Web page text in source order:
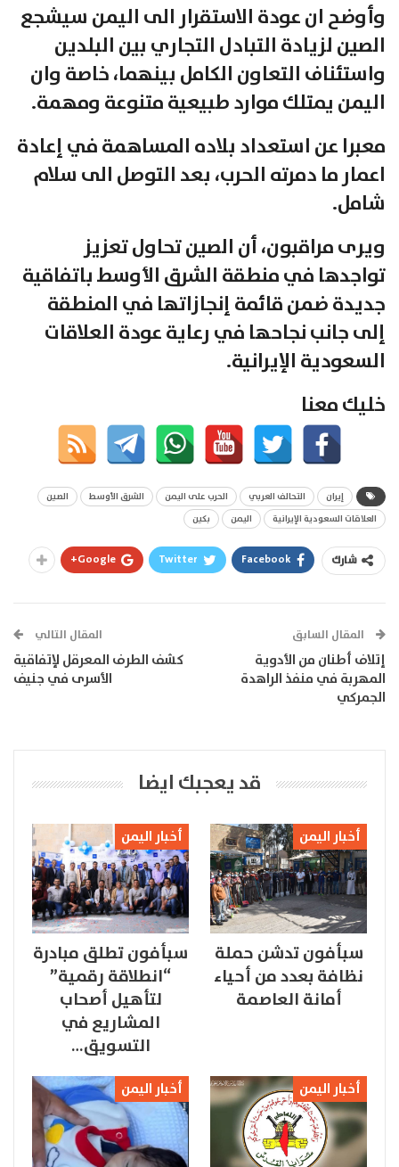
وأوضح ان عودة الاستقرار الى اليمن سيشجع
الصين لزيادة التبادل التجاري بين البلدين
واستئناف التعاون الكامل بينهما، خاصة وان
اليمن يمتلك موارد طبيعية متنوعة ومهمة.
معبرا عن استعداد بلاده المساهمة في إعادة
اعمار ما دمرته الحرب، بعد التوصل الى سلام
شامل.
ويرى مراقبون، أن الصين تحاول تعزيز
تواجدها في منطقة الشرق الأوسط باتفاقية
جديدة ضمن قائمة إنجازاتها في المنطقة
إلى جانب نجاحها في رعاية عودة العلاقات
السعودية الإيرانية.
خليك معنا
إيران التحالف العربي الحرب على اليمن الشرق الأوسط
الصين
العلاقات السعودية الإيرانية
اليمن بكين
شارك Facebook
Twitter
Google+
المقال السابق
إتلاف أطنان من الأدوية
المهربة في منفذ الراهدة
الجمركي
المقال التالي
كشف الطرف المعرقل لإتفاقية
الأسرى في جنيف
قد يعجبك ايضا
أخبار اليمن
سبأفون تدشن حملة
نظافة بعدد من أحياء
أمانة العاصمة
أخبار اليمن
سبأفون تطلق مبادرة
“انطلاقة رقمية”
لتأهيل أصحاب
المشاريع في
التسويق…
أخبار اليمن أخبار اليمن